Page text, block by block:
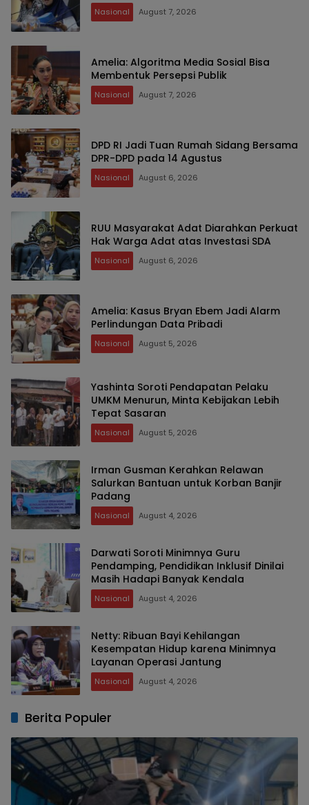
Nasional August 7, 2026
Amelia: Algoritma Media Sosial Bisa
Membentuk Persepsi Publik
Nasional August 7, 2026
DPD RI Jadi Tuan Rumah Sidang Bersama
DPR-DPD pada 14 Agustus
Nasional August 6, 2026
RUU Masyarakat Adat Diarahkan Perkuat
Hak Warga Adat atas Investasi SDA
Nasional August 6, 2026
Amelia: Kasus Bryan Ebem Jadi Alarm
Perlindungan Data Pribadi
Nasional August 5, 2026
Yashinta Soroti Pendapatan Pelaku
UMKM Menurun, Minta Kebijakan Lebih
Tepat Sasaran
Nasional August 5, 2026
Irman Gusman Kerahkan Relawan
Salurkan Bantuan untuk Korban Banjir
Padang
Nasional August 4, 2026
Darwati Soroti Minimnya Guru
Pendamping, Pendidikan Inklusif Dinilai
Masih Hadapi Banyak Kendala
Nasional August 4, 2026
Netty: Ribuan Bayi Kehilangan
Kesempatan Hidup karena Minimnya
Layanan Operasi Jantung
Nasional August 4, 2026
Berita Populer